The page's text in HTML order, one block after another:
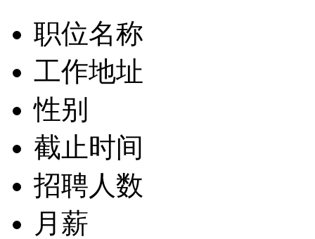
职位名称
工作地址
性别
截止时间
招聘人数
月薪